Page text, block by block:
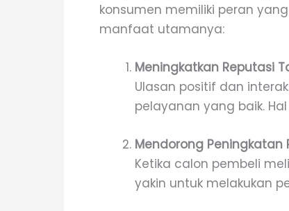
konsumen memiliki peran
manfaat utamanya:
Meningkatkan Reputasi
Ulasan positif dan
pelayanan yang baik.
Mendorong Peningkatan
Ketika calon pembeli
yakin untuk melakukan